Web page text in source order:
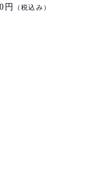
円
（税込み）